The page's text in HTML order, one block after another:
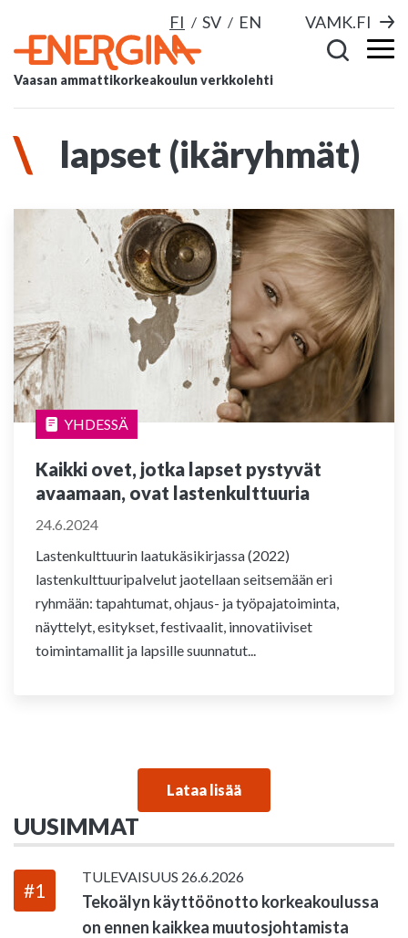
FI SV EN VAMK.FI
Vaasan ammattikorkeakoulun verkkolehti
lapset (ikäryhmät)
YHDESSÄ
Kaikki ovet, jotka lapset pystyvät
avaamaan, ovat lastenkulttuuria
24.6.2024
Lastenkulttuurin laatukäsikirjassa (2022)
lastenkulttuuripalvelut jaotellaan seitsemään eri
ryhmään: tapahtumat, ohjaus- ja työpajatoiminta,
näyttelyt, esitykset, festivaalit, innovatiiviset
toimintamallit ja lapsille suunnatut...
Lataa lisää
UUSIMMAT
#1
TULEVAISUUS 26.6.2026
Tekoälyn käyttöönotto korkeakoulussa
on ennen kaikkea muutosjohtamista